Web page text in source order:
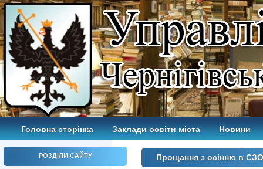
Головна сторінка Заклади освіти міста Новини
РОЗДІЛИ САЙТУ Прощання з осінню в